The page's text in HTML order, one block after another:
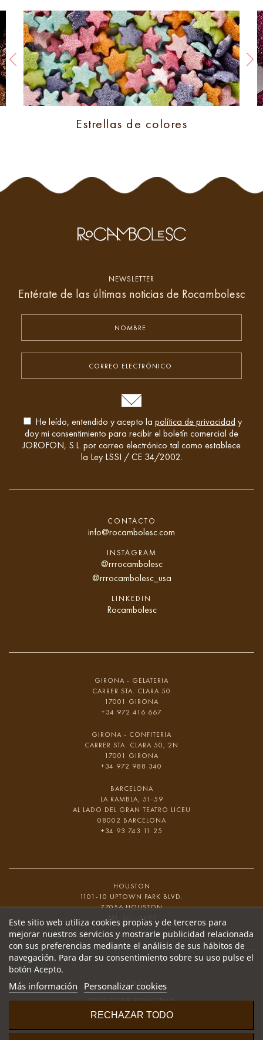
Estrellas de colores
NEWSLETTER
Entérate de las últimas noticias de Rocambolesc
He leído, entendido y acepto la política de privacidad y
doy mi consentimiento para recibir el boletín comercial de
JOROFON, S.L. por correo electrónico tal como establece
la Ley LSSI / CE 34/2002.
CONTACTO
info@rocambolesc.com
INSTAGRAM
@rrrocambolesc
@rrrocambolesc_usa
LINKEDIN
Rocambolesc
GIRONA - GELATERIA
CARRER STA. CLARA 50
17001 GIRONA
+34 972 416 667
GIRONA - CONFITERIA
CARRER STA. CLARA 50, 2N
17001 GIRONA
+34 972 988 340
BARCELONA
LA RAMBLA, 51-59
AL LADO DEL GRAN TEATRO LICEU
08002 BARCELONA
+34 93 743 11 25
HOUSTON
1101-10 UPTOWN PARK BLVD.
77056 HOUSTON
281-501-3499
COOKIES
POLÍTICA DE PRIVACIDAD
CONDICIONES GENERALES
CANAL DE DENUNCIA
Este sitio web utiliza cookies propias y de terceros para
mejorar nuestros servicios y mostrarle publicidad relacionada
con sus preferencias mediante el análisis de sus hábitos de
navegación. Para dar su consentimiento sobre su uso pulse el
botón Acepto.
Más información Personalizar cookies
RECHAZAR TODO